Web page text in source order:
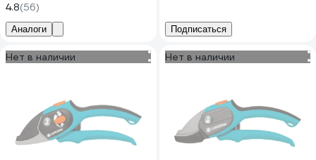
4.8(56)
Аналоги Подписаться
Нет в наличии Нет в наличии